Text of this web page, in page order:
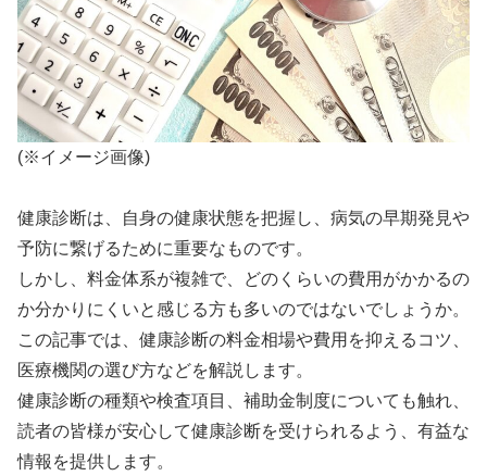
(※イメージ画像)
健康診断は、自身の健康状態を把握し、病気の早期発見や
予防に繋げるために重要なものです。
しかし、料金体系が複雑で、どのくらいの費用がかかるの
か分かりにくいと感じる方も多いのではないでしょうか。
この記事では、健康診断の料金相場や費用を抑えるコツ、
医療機関の選び方などを解説します。
健康診断の種類や検査項目、補助金制度についても触れ、
読者の皆様が安心して健康診断を受けられるよう、有益な
情報を提供します。